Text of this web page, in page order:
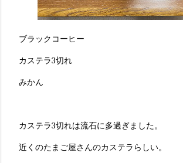
ブラックコーヒー
カステラ3切れ
みかん
カステラ3切れは流石に多過ぎました。
近くのたまご屋さんのカステラらしい。